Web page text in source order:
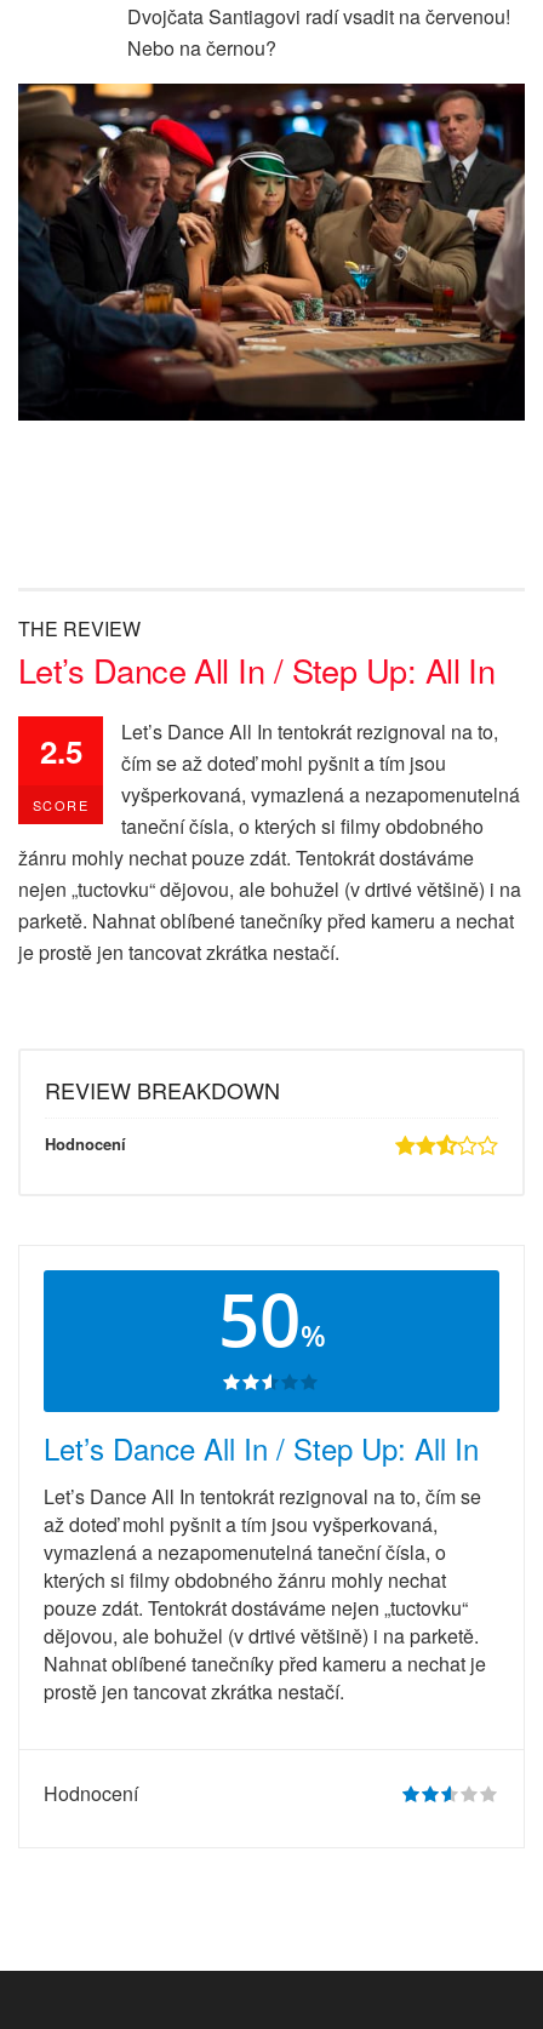
Dvojčata Santiagovi radí vsadit na červenou!
Nebo na černou?
THE REVIEW
Let’s Dance All In / Step Up: All In
2.5
SCORE
Let’s Dance All In tentokrát rezignoval na to,
čím se až doteď mohl pyšnit a tím jsou
vyšperkovaná, vymazlená a nezapomenutelná
taneční čísla, o kterých si filmy obdobného
žánru mohly nechat pouze zdát. Tentokrát dostáváme
nejen „tuctovku“ dějovou, ale bohužel (v drtivé většině) i na
parketě. Nahnat oblíbené tanečníky před kameru a nechat
je prostě jen tancovat zkrátka nestačí.
REVIEW BREAKDOWN
Hodnocení
50%
Let’s Dance All In / Step Up: All In
Let’s Dance All In tentokrát rezignoval na to, čím se
až doteď mohl pyšnit a tím jsou vyšperkovaná,
vymazlená a nezapomenutelná taneční čísla, o
kterých si filmy obdobného žánru mohly nechat
pouze zdát. Tentokrát dostáváme nejen „tuctovku“
dějovou, ale bohužel (v drtivé většině) i na parketě.
Nahnat oblíbené tanečníky před kameru a nechat je
prostě jen tancovat zkrátka nestačí.
Hodnocení